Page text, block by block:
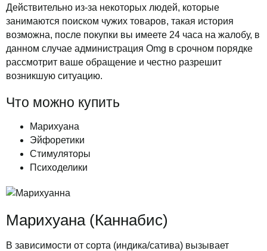
Действительно из-за некоторых людей, которые
занимаются поиском чужих товаров, такая история
возможна, после покупки вы имеете 24 часа на жалобу, в
данном случае администрация Omg в срочном порядке
рассмотрит ваше обращение и честно разрешит
возникшую ситуацию.
Что можно купить
Марихуана
Эйфоретики
Стимуляторы
Психоделики
Марихуана (Каннабис)
В зависимости от сорта (индика/сатива) вызывает